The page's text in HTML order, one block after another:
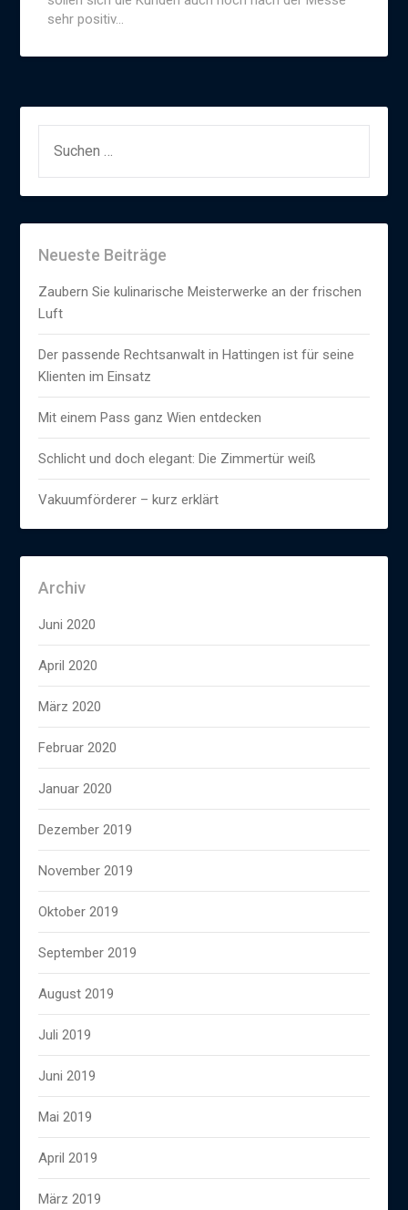
sehr positiv…
NACH:
Neueste Beiträge
Zaubern Sie kulinarische Meisterwerke an der frischen
Luft
Der passende Rechtsanwalt in Hattingen ist für seine
Klienten im Einsatz
Mit einem Pass ganz Wien entdecken
Schlicht und doch elegant: Die Zimmertür weiß
Vakuumförderer – kurz erklärt
Archiv
Juni 2020
April 2020
März 2020
Februar 2020
Januar 2020
Dezember 2019
November 2019
Oktober 2019
September 2019
August 2019
Juli 2019
Juni 2019
Mai 2019
April 2019
März 2019